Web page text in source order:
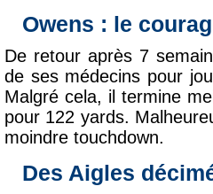
Owens : le
De retour après 7
de ses médecins pour
Malgré cela, il termine
pour 122 yards.
moindre touchdown.
Des Aigles